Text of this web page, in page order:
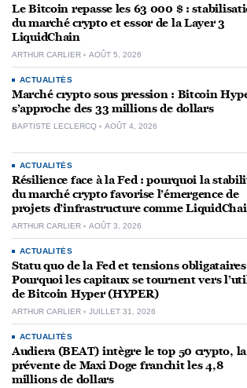
Le Bitcoin repasse les 63 000 $ :
du marché crypto et essor de la Layer 3
LiquidChain
ARTHUR CARLIER AOÛT 5, 2026
ACTUALITÉS
Marché crypto sous pression : Bitcoin
s’approche des 33 millions de dollars
BAPTISTE LECLERCQ AOÛT 4, 2026
ACTUALITÉS
Résilience face à la Fed : pourquoi la
du marché crypto favorise l’émergence de
projets d’infrastructure comme
ARTHUR CARLIER AOÛT 3, 2026
ACTUALITÉS
Statu quo de la Fed et tensions
Pourquoi les capitaux se tournent vers
de Bitcoin Hyper (HYPER)
ARTHUR CARLIER JUILLET 31, 2026
ACTUALITÉS
Audiera (BEAT) intègre le top 50 crypto, la
prévente de Maxi Doge franchit les 4,8
millions de dollars